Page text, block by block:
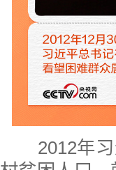
2012年习